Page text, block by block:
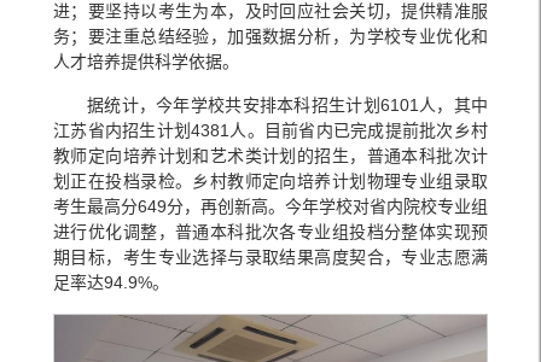
进；要坚持以考生为本，及时回应社会关切，提供精准服
务；要注重总结经验，加强数据分析，为学校专业优化和
人才培养提供科学依据。
据统计，今年学校共安排本科招生计划6101人，其中
江苏省内招生计划4381人。目前省内已完成提前批次乡村
教师定向培养计划和艺术类计划的招生，普通本科批次计
划正在投档录检。乡村教师定向培养计划物理专业组录取
考生最高分649分，再创新高。今年学校对省内院校专业组
进行优化调整，普通本科批次各专业组投档分整体实现预
期目标，考生专业选择与录取结果高度契合，专业志愿满
足率达94.9%。